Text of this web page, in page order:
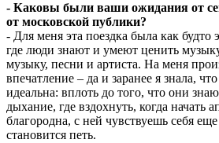
- Каковы были ваши ожидания от
от московской публики?
- Для меня эта поездка была как будто
где люди знают и умеют ценить
музыку, песни и артиста. На меня
впечатление – да и заранее я знала,
идеальна: вплоть до того, что они
дыхание, где вздохнуть, когда начать
благородна, с ней чувствуешь себя
становится петь.